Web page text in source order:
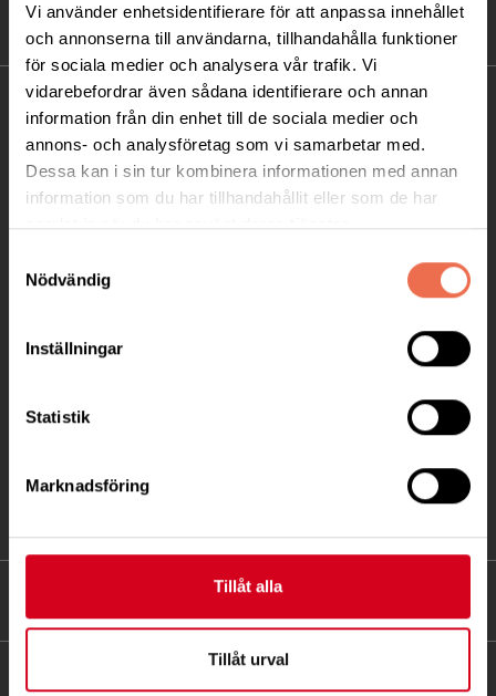
Vi använder enhetsidentifierare för att anpassa innehållet
och annonserna till användarna, tillhandahålla funktioner
för sociala medier och analysera vår trafik. Vi
vidarebefordrar även sådana identifierare och annan
information från din enhet till de sociala medier och
annons- och analysföretag som vi samarbetar med.
Dessa kan i sin tur kombinera informationen med annan
information som du har tillhandahållit eller som de har
samlat in när du har använt deras tjänster.
Nödvändig
Inställningar
Statistik
Marknadsföring
Tillåt alla
Tillåt urval
KONTAKT
Ågatan 12 C, 172 62 Sundbyberg
Postadress:
PG 90 10 07-5 | BG 901-0075 | Swishgåva 90 100
Till kontaktsidan